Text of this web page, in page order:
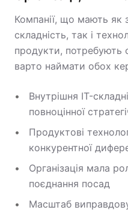
Компанії, що мають як
складність, так і
продукти, потребують
варто наймати обох
Внутрішня IT-
повноцінної
Продуктові
конкурентної
Організація мала
поєднання посад
Масштаб